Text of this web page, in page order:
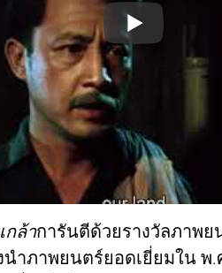
กล้าการันตีด้วยรางวัลภาพย
นำภาพยนตร์ยอดเยี่ยมใน พ